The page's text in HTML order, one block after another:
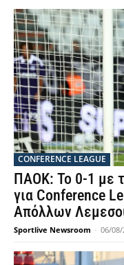
CONFERENCE LEAGUE
ΠΑΟΚ: Το 0-1 με
για Conference
Απόλλων
Sportlive Newsroom - 06/08/